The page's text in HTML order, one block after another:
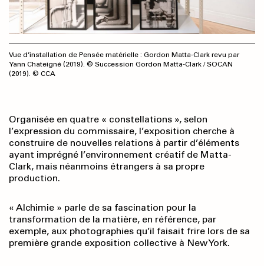
Vue d’installation de Pensée matérielle : Gordon Matta-Clark revu par
Yann Chateigné (2019). © Succession Gordon Matta-Clark / SOCAN
(2019). © CCA
Organisée en quatre « constellations », selon
l’expression du commissaire, l’exposition cherche à
construire de nouvelles relations à partir d’éléments
ayant imprégné l’environnement créatif de Matta-
Clark, mais néanmoins étrangers à sa propre
production.
« Alchimie » parle de sa fascination pour la
transformation de la matière, en référence, par
exemple, aux photographies qu’il faisait frire lors de sa
première grande exposition collective à New York.